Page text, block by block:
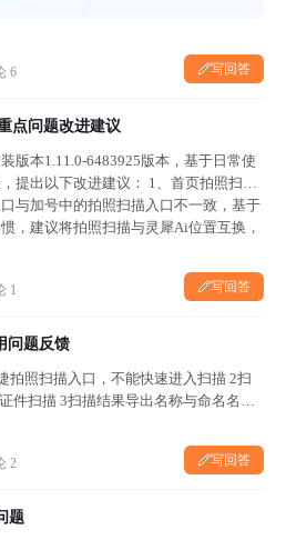
6 写回答
点问题改进建议
版本1.11.0-6483925版本，基于日常使
提出以下改进建议： 1、首页拍照扫描
与加号中的拍照扫描入口不一致，基于
，建议将拍照扫描与灵犀Ai位置互换，
1 写回答
问题反馈
拍照扫描入口，不能快速进入扫描 2扫
件扫描 3扫描结果导出名称与命名名称
2 写回答
题